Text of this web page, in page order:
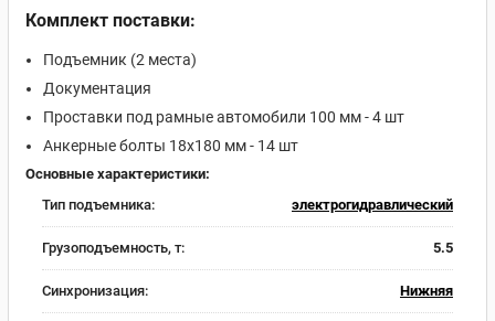
Комплект поставки:
Подъемник (2 места)
Документация
Проставки под рамные автомобили 100 мм - 4 шт
Анкерные болты 18х180 мм - 14 шт
Основные характеристики:
Тип подъемника:
электрогидравлический
Грузоподъемность, т: 5.5
Синхронизация: Нижняя